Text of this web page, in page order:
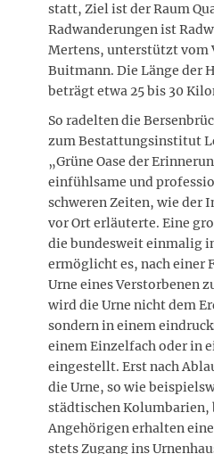
statt, Ziel ist der Raum
Radwanderungen ist
Mertens, unterstützt vom
Buitmann. Die Länge der
beträgt etwa 25 bis 30
So radelten die
zum Bestattungsinstitut
„Grüne Oase der
einfühlsame und
schweren Zeiten, wie der
vor Ort erläuterte. Eine
die bundesweit einmalig
ermöglicht es, nach einer
Urne eines Verstorbenen
wird die Urne nicht dem
sondern in einem
einem Einzelfach oder in
eingestellt. Erst nach
die Urne, so wie
städtischen Kolumbarien,
Angehörigen erhalten
stets Zugang ins